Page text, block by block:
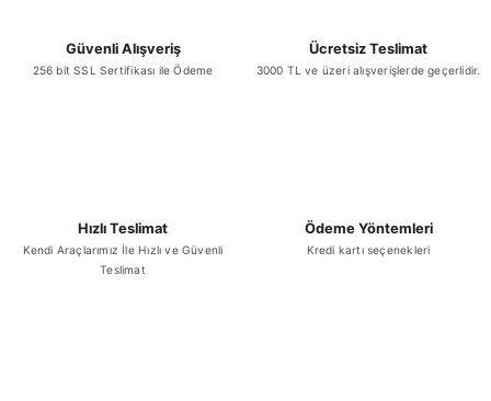
Güvenli Alışveriş
256 bit SSL Sertifikası ile Ödeme
Ücretsiz Teslimat
3000 TL ve üzeri alışverişlerde geçerlidir.
Hızlı Teslimat
Kendi Araçlarımız İle Hızlı ve Güvenli
Teslimat
Ödeme Yöntemleri
Kredi kartı seçenekleri